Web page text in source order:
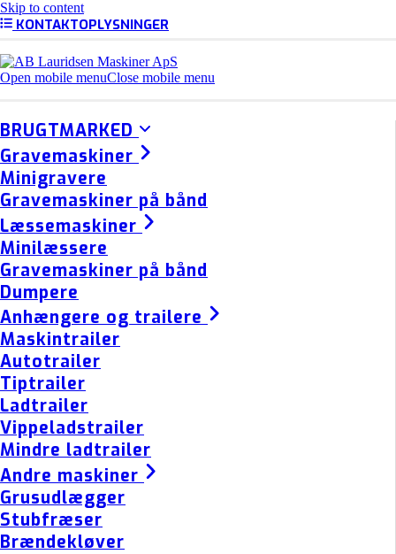
Skip to content
KONTAKTOPLYSNINGER
Open mobile menuClose mobile menu
BRUGTMARKED
Gravemaskiner
Minigravere
Gravemaskiner på bånd
Læssemaskiner
Minilæssere
Gravemaskiner på bånd
Dumpere
Anhængere og trailere
Maskintrailer
Autotrailer
Tiptrailer
Ladtrailer
Vippeladstrailer
Mindre ladtrailer
Andre maskiner
Grusudlægger
Stubfræser
Brændekløver